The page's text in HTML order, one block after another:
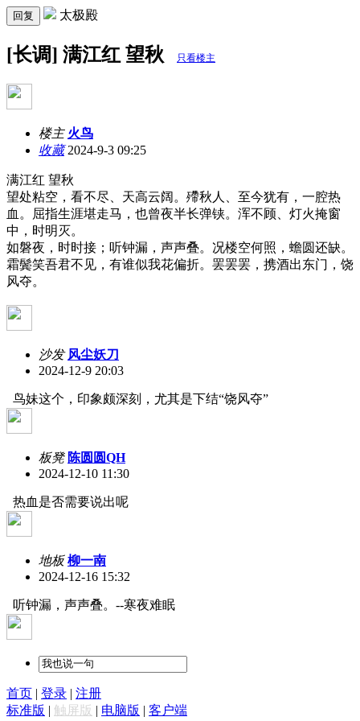
回复 太极殿
[长调] 满江红 望秋 只看楼主
楼主 火鸟
收藏2024-9-3 09:25
满江红 望秋
望处粘空，看不尽、天高云阔。殢秋人、至今犹有，一腔热
血。屈指生涯堪走马，也曾夜半长弹铗。浑不顾、灯火掩窗
中，时明灭。
如磐夜，时时接；听钟漏，声声叠。况楼空何照，蟾圆还缺。
霜鬓笑吾君不见，有谁似我花偏折。罢罢罢，携酒出东门，饶
风夺。
沙发 风尘妖刀
2024-12-9 20:03
鸟妹这个，印象颇深刻，尤其是下结“饶风夺”
板凳 陈圆圆QH
2024-12-10 11:30
热血是否需要说出呢
地板 柳一南
2024-12-16 15:32
听钟漏，声声叠。--寒夜难眠
首页 | 登录 | 注册
标准版 | 触屏版 | 电脑版 | 客户端